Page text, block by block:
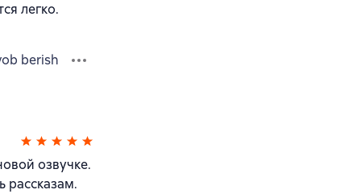
легко.
berish
озвучке.
рассказам.